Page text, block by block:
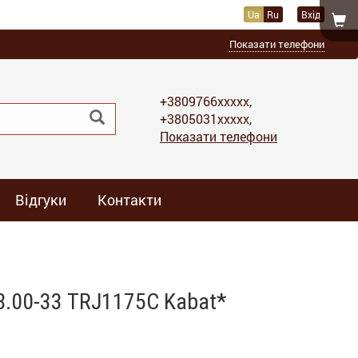
Ua Ru Вхід
Показати телефони
+3809766xxxxx,
+3805031xxxxx,
Показати телефони
Відгуки Контакти
33 TRJ1175C Kabat*